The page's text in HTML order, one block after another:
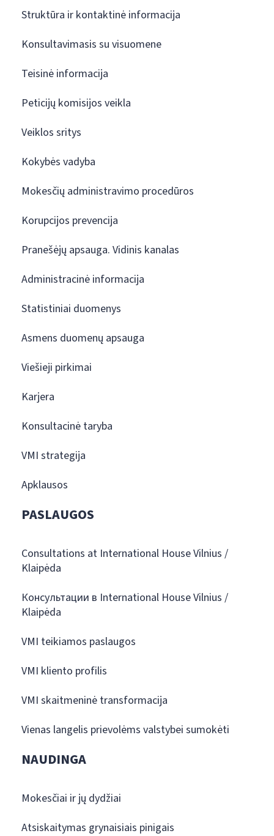
Struktūra ir kontaktinė informacija
Konsultavimasis su visuomene
Teisinė informacija
Peticijų komisijos veikla
Veiklos sritys
Kokybės vadyba
Mokesčių administravimo procedūros
Korupcijos prevencija
Pranešėjų apsauga. Vidinis kanalas
Administracinė informacija
Statistiniai duomenys
Asmens duomenų apsauga
Viešieji pirkimai
Karjera
Konsultacinė taryba
VMI strategija
Apklausos
PASLAUGOS
Consultations at International House Vilnius /
Klaipėda
Консультации в International House Vilnius /
Klaipėda
VMI teikiamos paslaugos
VMI kliento profilis
VMI skaitmeninė transformacija
Vienas langelis prievolėms valstybei sumokėti
NAUDINGA
Mokesčiai ir jų dydžiai
Atsiskaitymas grynaisiais pinigais